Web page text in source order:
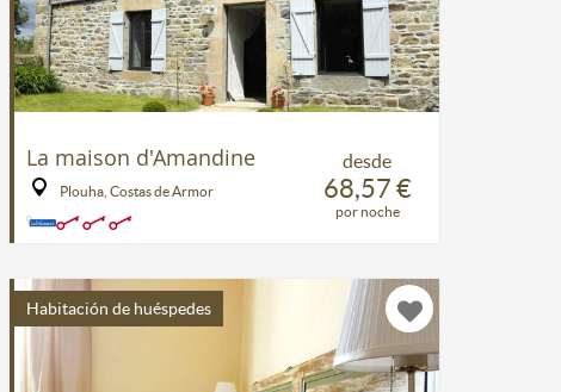
desde
68,57 €
por noche
La maison d'Amandine
Plouha, Costas de Armor
Habitación de huéspedes